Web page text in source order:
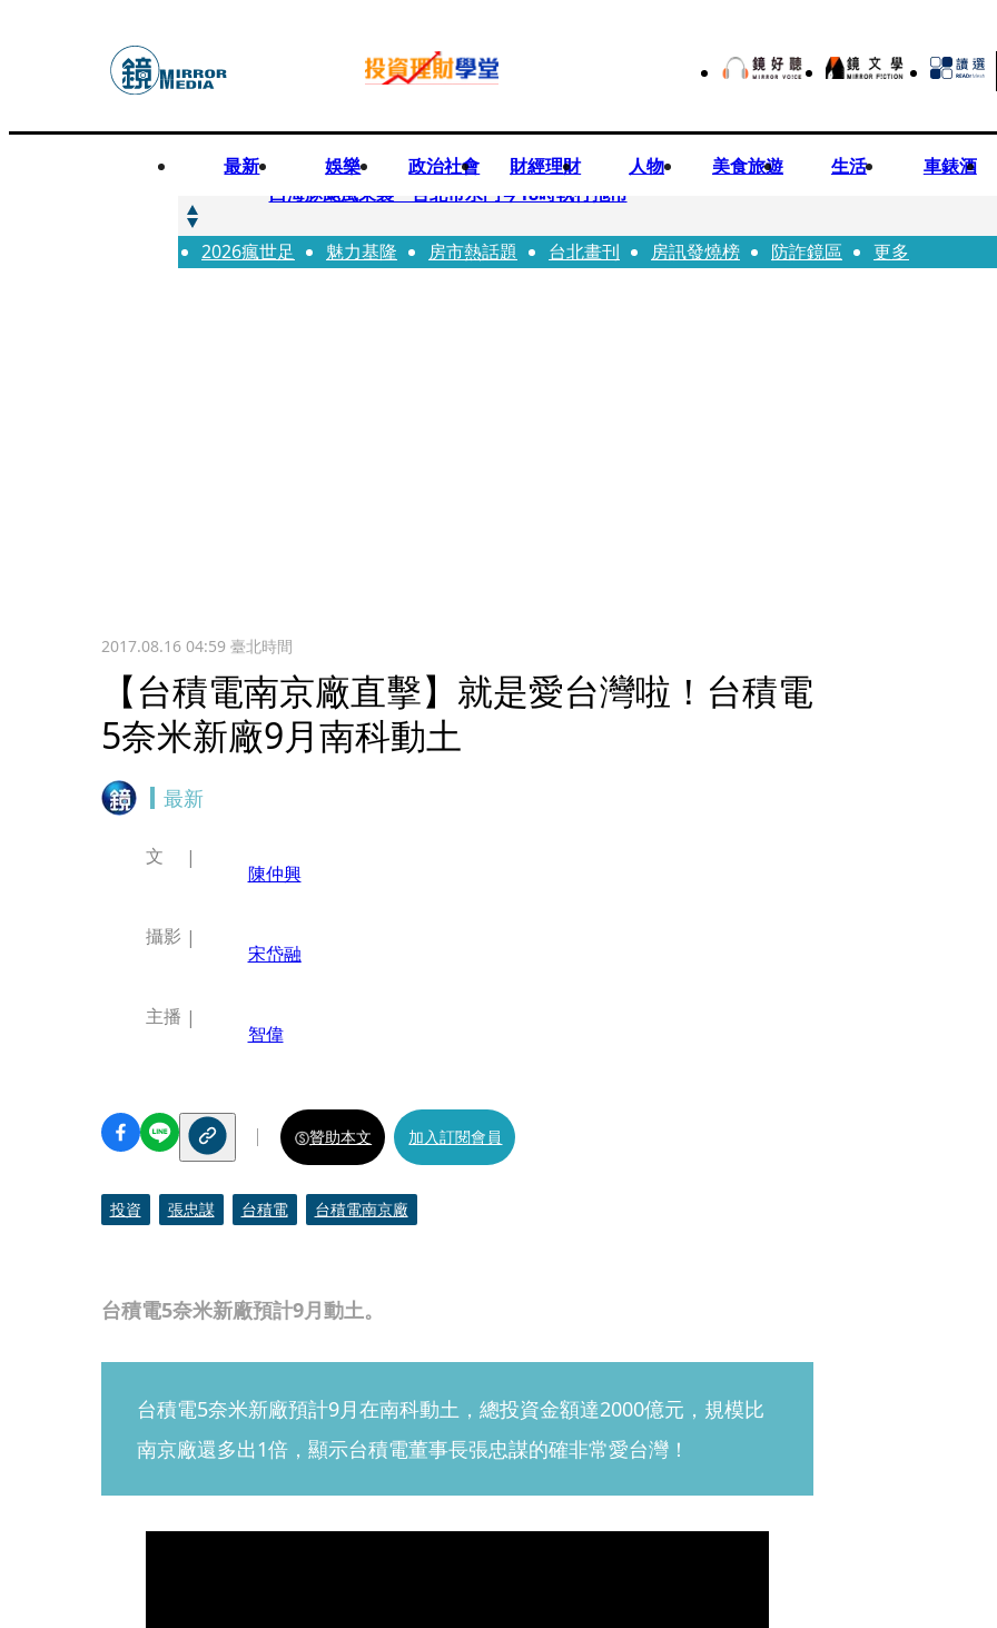
最新 娛樂 政治社會 財經理財 人物 美食旅遊 生活 車錶酒
快訊
白海豚颱風來襲 台北市水門今18時執行拖吊
快訊
AKIRA台北唱到一半突收兒子告白「爸爸I LOVE YOU」 驚喜林志玲同步曝光父親節「披
2026瘋世足 魅力基隆 房市熱話題 台北畫刊 房訊發燒榜 防詐鏡區 更多
2017.08.16 04:59臺北時間
【台積電南京廠直擊】就是愛台灣啦！台積電
5奈米新廠9月南科動土
最新
台積電5奈米新廠預計9月動土。
文
陳仲興
攝影
宋岱融
主播
智偉
贊助本文 加入訂閱會員
投資 張忠謀 台積電 台積電南京廠
台積電5奈米新廠預計9月在南科動土，總投資金額達2000億元，規模比
南京廠還多出1倍，顯示台積電董事長張忠謀的確非常愛台灣！